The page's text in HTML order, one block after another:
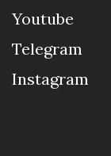
Youtube
Telegram
Instagram